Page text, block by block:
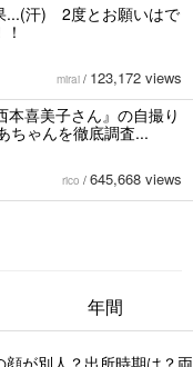
...(汗) 2度とお願いはで
mirai / 123,172 views
喜美子さん』の自撮り
ちゃんを徹底調査...
rico / 645,668 views
年間
が別人？出所時期は？両